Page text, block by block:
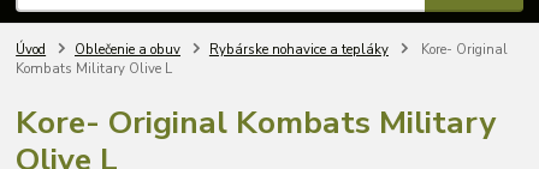
Úvod Oblečenie a obuv Rybárske nohavice a tepláky
Kore- Original
Kombats Military Olive L
Kore- Original Kombats Military
Olive L